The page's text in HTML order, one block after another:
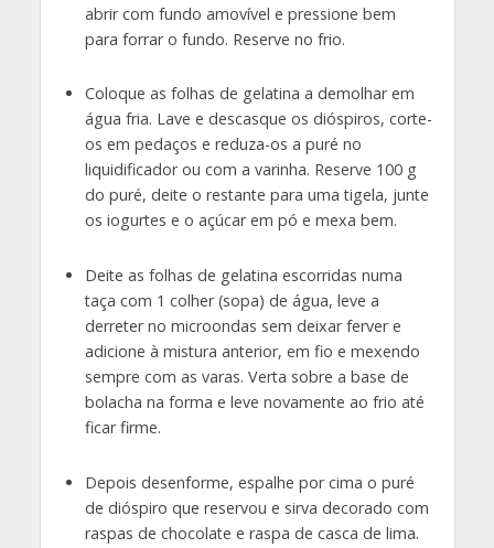
abrir com fundo amovível e pressione bem
para forrar o fundo. Reserve no frio.
Coloque as folhas de gelatina a demolhar em
água fria. Lave e descasque os dióspiros, corte-
os em pedaços e reduza-os a puré no
liquidificador ou com a varinha. Reserve 100 g
do puré, deite o restante para uma tigela, junte
os iogurtes e o açúcar em pó e mexa bem.
Deite as folhas de gelatina escorridas numa
taça com 1 colher (sopa) de água, leve a
derreter no microondas sem deixar ferver e
adicione à mistura anterior, em fio e mexendo
sempre com as varas. Verta sobre a base de
bolacha na forma e leve novamente ao frio até
ficar firme.
Depois desenforme, espalhe por cima o puré
de dióspiro que reservou e sirva decorado com
raspas de chocolate e raspa de casca de lima.